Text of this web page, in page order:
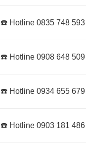
☎️ Hotline 0835 748 593
☎️ Hotline 0908 648 509
☎️ Hotline 0934 655 679
☎️ Hotline 0903 181 486